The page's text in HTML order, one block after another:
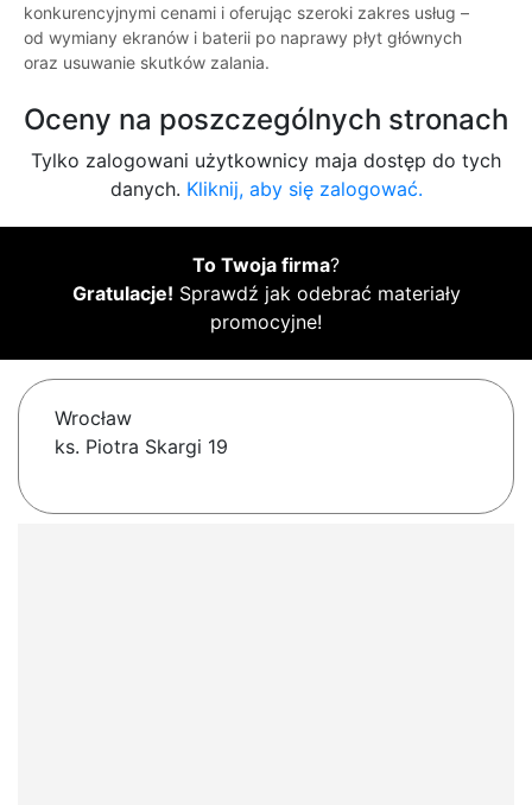
konkurencyjnymi cenami i oferując szeroki zakres usług –
od wymiany ekranów i baterii po naprawy płyt głównych
oraz usuwanie skutków zalania.
Oceny na poszczególnych stronach
Tylko zalogowani użytkownicy maja dostęp do tych
danych. Kliknij, aby się zalogować.
To Twoja firma?
Gratulacje! Sprawdź jak odebrać materiały
promocyjne!
Wrocław
ks. Piotra Skargi 19